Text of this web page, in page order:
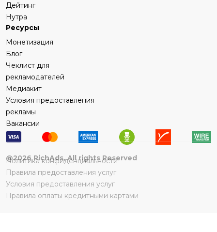
Дейтинг
Нутра
Ресурсы
Монетизация
Блог
Чеклист для
рекламодателей
Медиакит
Условия предоставления
рекламы
Вакансии
@2026RichAds, All rights Reserved
Политика конфиденциальности
Правила предоставления услуг
Условия предоставления услуг
Правила оплаты кредитными картами